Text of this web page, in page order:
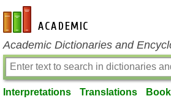
en-academic.com
Academic Dictionaries and
Interpretations Translations